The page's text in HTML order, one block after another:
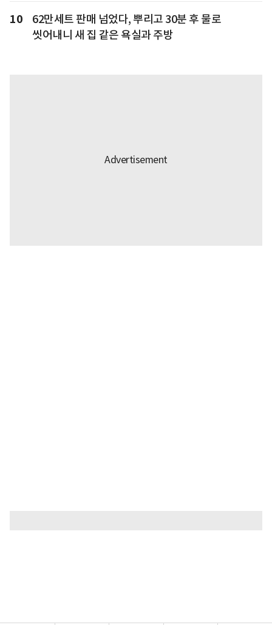
10
62만세트 판매 넘었다, 뿌리고 30분 후 물로
씻어내니 새 집 같은 욕실과 주방